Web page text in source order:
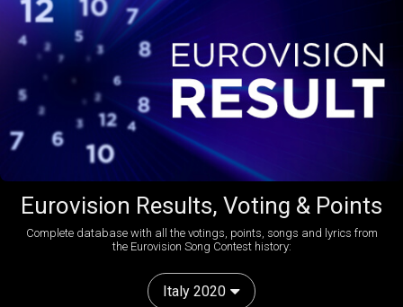
Eurovision Results, Voting & Points
Complete database with all the votings, points, songs and lyrics from
the Eurovision Song Contest history:
Italy 2020